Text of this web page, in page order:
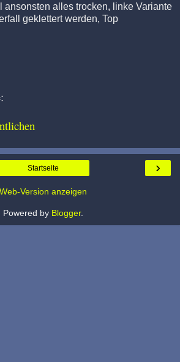
ansonsten alles trocken, linke Variante
geklettert werden, Top
›
Startseite
Web-Version anzeigen
Powered by Blogger.